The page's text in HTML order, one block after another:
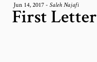
Jun 14, 2017- Saleh Najafi
First Letter